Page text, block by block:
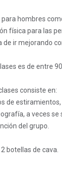
hombres
física para las
ir mejorando
es de entre
consiste en:
de
a veces
del grupo.
botellas de cava.